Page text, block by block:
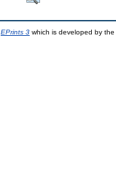
EPrints 3 which is developed by the